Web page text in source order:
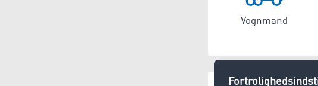
Vognmand